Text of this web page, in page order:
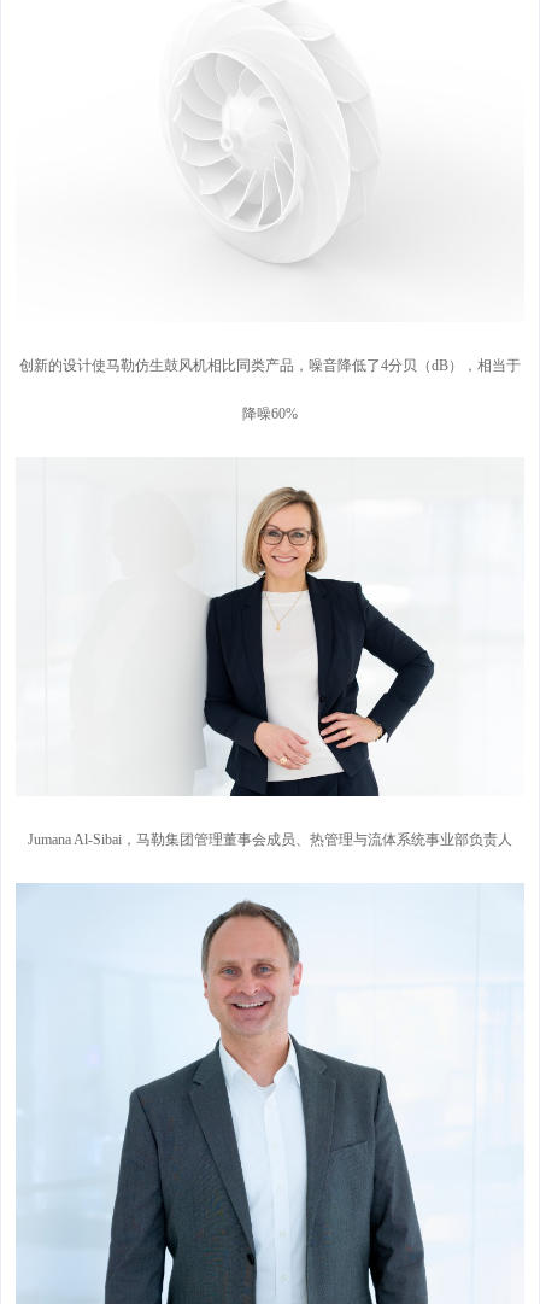
创新的设计使马勒仿生鼓风机相比同类产品，噪音降低了4分贝（dB），相当于
降噪60%
Jumana Al-Sibai，马勒集团管理董事会成员、热管理与流体系统事业部负责人